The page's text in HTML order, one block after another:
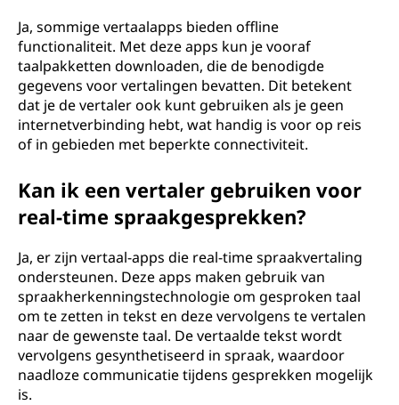
Ja, sommige vertaalapps bieden offline
functionaliteit. Met deze apps kun je vooraf
taalpakketten downloaden, die de benodigde
gegevens voor vertalingen bevatten. Dit betekent
dat je de vertaler ook kunt gebruiken als je geen
internetverbinding hebt, wat handig is voor op reis
of in gebieden met beperkte connectiviteit.
Kan ik een vertaler gebruiken voor
real-time spraakgesprekken?
Ja, er zijn vertaal-apps die real-time spraakvertaling
ondersteunen. Deze apps maken gebruik van
spraakherkenningstechnologie om gesproken taal
om te zetten in tekst en deze vervolgens te vertalen
naar de gewenste taal. De vertaalde tekst wordt
vervolgens gesynthetiseerd in spraak, waardoor
naadloze communicatie tijdens gesprekken mogelijk
is.